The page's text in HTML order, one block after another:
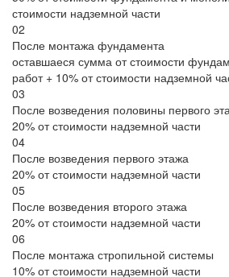
стоимости надземной части
02
После монтажа фундамента
оставшаеся сумма от стоимости
работ + 10% от стоимости надземной
03
После возведения половины первого
20% от стоимости надземной части
04
После возведения первого этажа
20% от стоимости надземной части
05
После возведения второго этажа
20% от стоимости надземной части
06
После монтажа стропильной системы
10% от стоимости надземной части